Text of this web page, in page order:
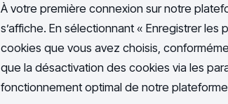
À votre première connexion sur notre
s’affiche. En sélectionnant « Enregistrer
cookies que vous avez choisis,
que la désactivation des cookies via les
fonctionnement optimal de notre